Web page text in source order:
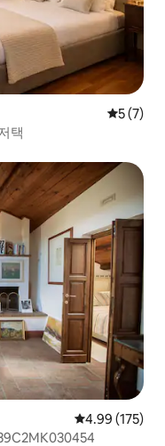
평점 5점
5 (7)
택
평점 4.99점(5
4.99 (175)